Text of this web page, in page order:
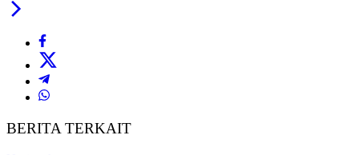
BERITA TERKAIT